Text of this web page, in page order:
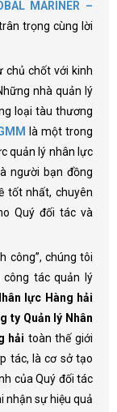
MARINER –
trọng cùng lời
chủ chốt với kinh
nhà quản lý
loại tàu thương
là một trong
quản lý nhân lực
người bạn đồng
tốt nhất, chuyên
Quý đối tác và
công”, chúng tôi
tác quản lý
lực Hàng hải
ty Quản lý Nhân
hải toàn thế giới
tác, là cơ sở tạo
của Quý đối tác
nhận sự hiệu quả